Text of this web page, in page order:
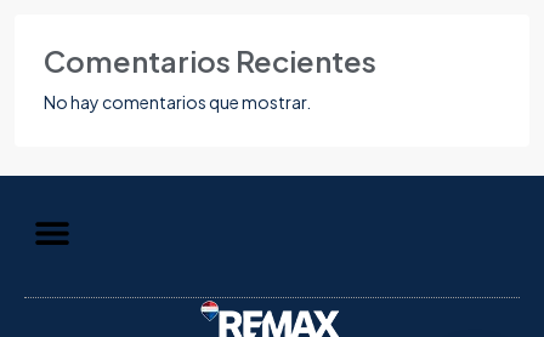
Comentarios Recientes
No hay comentarios que mostrar.